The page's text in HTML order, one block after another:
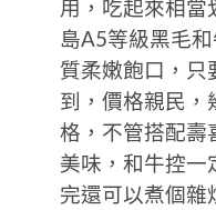
用，吃起來相當
島A5等級黑毛
質柔嫩飽口，只
到，價格親民，
格，不管搭配壽
美味，和牛控一
完還可以煮個雜